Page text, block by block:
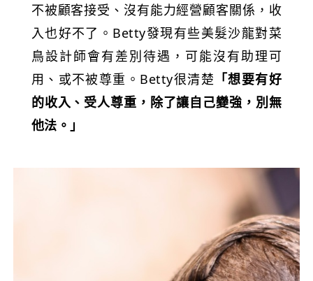
不被顧客接受、沒有能力經營顧客關係，收
入也好不了。Betty發現有些美髮沙龍對菜
鳥設計師會有差別待遇，可能沒有助理可
用、或不被尊重。Betty很清楚 「想要有好
的收入、受人尊重，除了讓自己變強，別無
他法。」